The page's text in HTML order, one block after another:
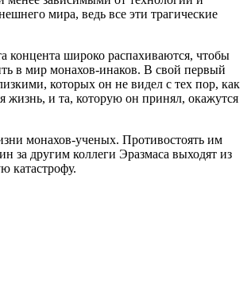
мира, ведь все эти трагические
концента широко распахиваются, чтобы
в мир монахов-инаков. В свой первый
которых он не видел с тех пор, как
жизнь, и та, которую он принял, окажутся
монахов-ученых. Противостоять им
за другим коллеги Эразмаса выходят из
катастрофу.